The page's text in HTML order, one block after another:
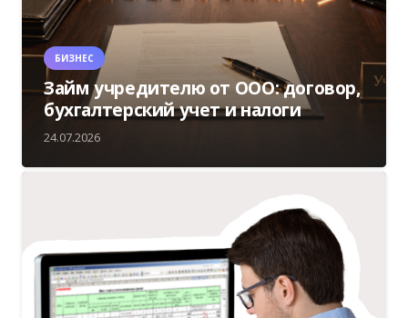
БИЗНЕС
Займ учредителю от ООО: договор,
бухгалтерский учет и налоги
24.07.2026